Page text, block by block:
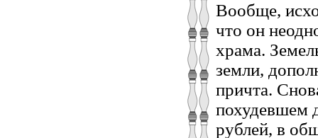
Вообще,
что он
храма.
земли,
причта.
похудевшем
рублей, в